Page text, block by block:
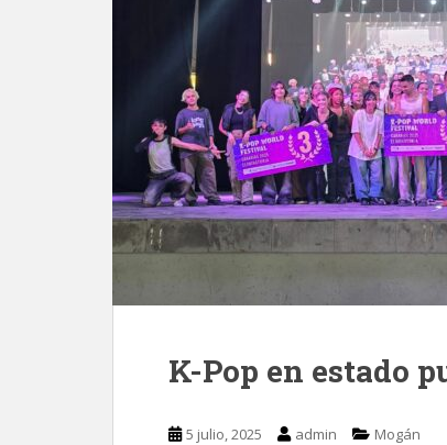
K-Pop en estado
5 julio, 2025 admin Mogán